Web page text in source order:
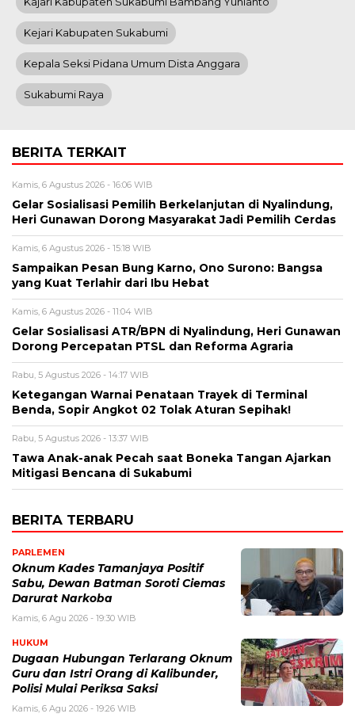
Kejari Kabupaten Sukabumi
Kepala Seksi Pidana Umum Dista Anggara
Sukabumi Raya
BERITA TERKAIT
Kamis, 6 Agustus 2026 - 16:06 WIB
Gelar Sosialisasi Pemilih Berkelanjutan di Nyalindung,
Heri Gunawan Dorong Masyarakat Jadi Pemilih Cerdas
Kamis, 6 Agustus 2026 - 15:18 WIB
Sampaikan Pesan Bung Karno, Ono Surono: Bangsa
yang Kuat Terlahir dari Ibu Hebat
Kamis, 6 Agustus 2026 - 11:04 WIB
Gelar Sosialisasi ATR/BPN di Nyalindung, Heri Gunawan
Dorong Percepatan PTSL dan Reforma Agraria
Rabu, 5 Agustus 2026 - 14:17 WIB
Ketegangan Warnai Penataan Trayek di Terminal
Benda, Sopir Angkot 02 Tolak Aturan Sepihak!
Rabu, 5 Agustus 2026 - 13:37 WIB
Tawa Anak-anak Pecah saat Boneka Tangan Ajarkan
Mitigasi Bencana di Sukabumi
BERITA TERBARU
PARLEMEN
Oknum Kades Tamanjaya Positif
Sabu, Dewan Batman Soroti Ciemas
Darurat Narkoba
Kamis, 6 Agu 2026 - 19:30 WIB
HUKUM
Dugaan Hubungan Terlarang Oknum
Guru dan Istri Orang di Kalibunder,
Polisi Mulai Periksa Saksi
Kamis, 6 Agu 2026 - 19:26 WIB